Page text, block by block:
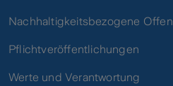
Nachhaltigkeitsbezogene
Pflichtveröffentlichungen
Werte und Verantwortung